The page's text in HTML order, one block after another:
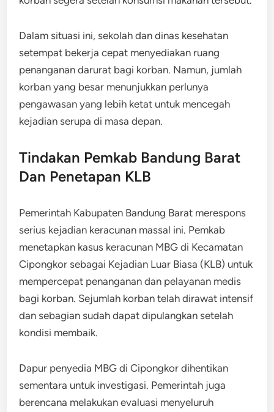
Dalam situasi ini, sekolah dan dinas kesehatan
setempat bekerja cepat menyediakan ruang
penanganan darurat bagi korban. Namun, jumlah
korban yang besar menunjukkan perlunya
pengawasan yang lebih ketat untuk mencegah
kejadian serupa di masa depan.
Tindakan Pemkab Bandung Barat
Dan Penetapan KLB
Pemerintah Kabupaten Bandung Barat merespons
serius kejadian keracunan massal ini. Pemkab
menetapkan kasus keracunan MBG di Kecamatan
Cipongkor sebagai Kejadian Luar Biasa (KLB) untuk
mempercepat penanganan dan pelayanan medis
bagi korban. Sejumlah korban telah dirawat intensif
dan sebagian sudah dapat dipulangkan setelah
kondisi membaik.
Dapur penyedia MBG di Cipongkor dihentikan
sementara untuk investigasi. Pemerintah juga
berencana melakukan evaluasi menyeluruh